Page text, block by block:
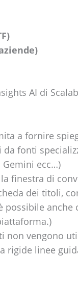
AI di
a fornire
fonti
Gemini ecc…)
finestra di
dei titoli,
anche
non vengono
rigide linee